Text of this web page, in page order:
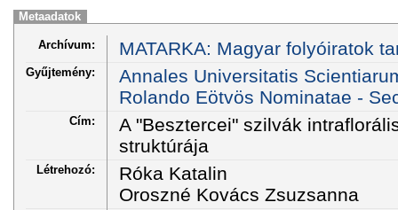
Metaadatok
Archívum: MATARKA: Magyar folyóiratok
Gyűjtemény:
Annales Universitatis
Rolando Eötvös Nominatae -
Cím:
A "Besztercei" szilvák
struktúrája
Létrehozó:
Róka Katalin
Oroszné Kovács Zsuzsanna